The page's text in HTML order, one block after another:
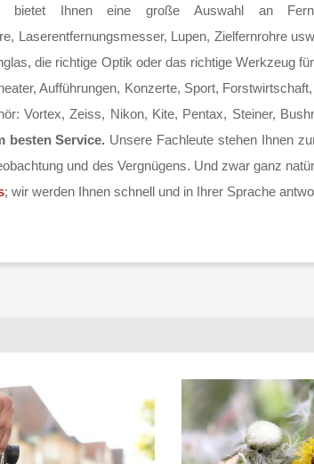
bietet Ihnen eine große Auswahl an
Laserentfernungsmesser, Lupen, Zielfernrohre
die richtige Optik oder das richtige Werkzeug
Aufführungen, Konzerte, Sport,
Vortex, Zeiss, Nikon, Kite, Pentax, Steiner,
besten Service. Unsere Fachleute stehen Ihnen
und des Vergnügens. Und zwar ganz
; wir werden Ihnen schnell und in Ihrer Sprache